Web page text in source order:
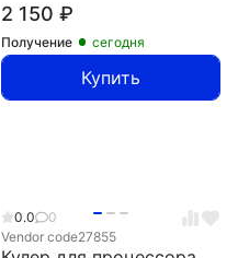
2 150 ₽
Получение сегодня
Купить
0.0
0
Vendor code27855